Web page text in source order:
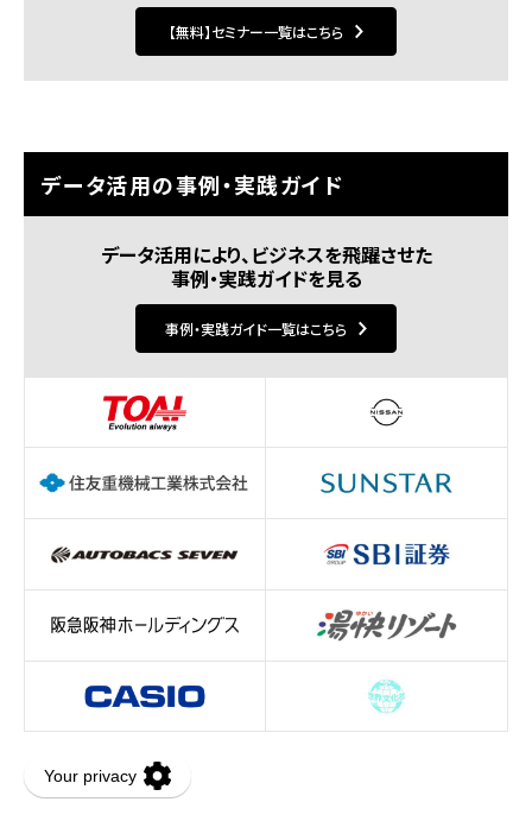
【無料】セミナー一覧はこちら
データ活用の事例・実践ガイド
データ活用により、ビジネスを飛躍させた
事例・実践ガイドを見る
事例・実践ガイド一覧はこちら